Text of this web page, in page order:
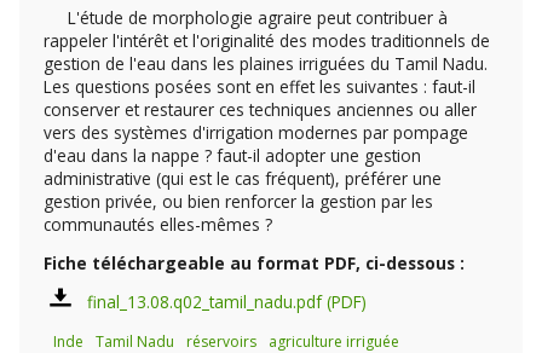
L'étude de morphologie agraire peut contribuer à
rappeler l'intérêt et l'originalité des modes traditionnels de
gestion de l'eau dans les plaines irriguées du Tamil Nadu.
Les questions posées sont en effet les suivantes : faut-il
conserver et restaurer ces techniques anciennes ou aller
vers des systèmes d'irrigation modernes par pompage
d'eau dans la nappe ? faut-il adopter une gestion
administrative (qui est le cas fréquent), préférer une
gestion privée, ou bien renforcer la gestion par les
communautés elles-mêmes ?
Fiche téléchargeable au format PDF, ci-dessous :
final_13.08.q02_tamil_nadu.pdf
Inde Tamil Nadu réservoirs
agriculture irriguée